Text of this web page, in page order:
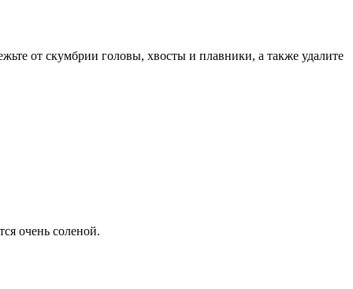
от скумбрии головы, хвосты и плавники, а также удалите
очень соленой.